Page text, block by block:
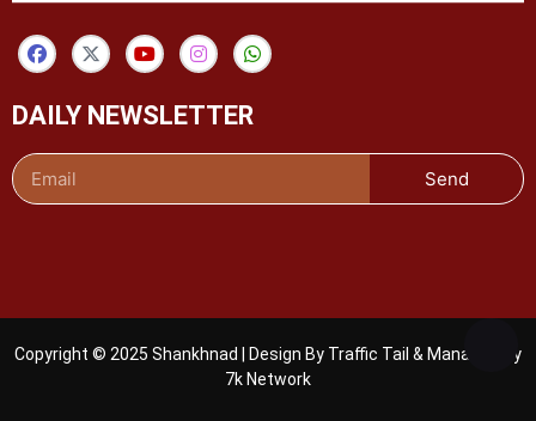
DAILY NEWSLETTER
Send
Copyright © 2025 Shankhnad | Design By Traffic Tail & Managed By
7k Network